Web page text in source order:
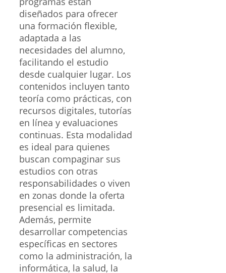
diseñados para ofrecer
una formación flexible,
adaptada a las
necesidades del alumno,
facilitando el estudio
desde cualquier lugar. Los
contenidos incluyen tanto
teoría como prácticas, con
recursos digitales, tutorías
en línea y evaluaciones
continuas. Esta modalidad
es ideal para quienes
buscan compaginar sus
estudios con otras
responsabilidades o viven
en zonas donde la oferta
presencial es limitada.
Además, permite
desarrollar competencias
específicas en sectores
como la administración, la
informática, la salud, la